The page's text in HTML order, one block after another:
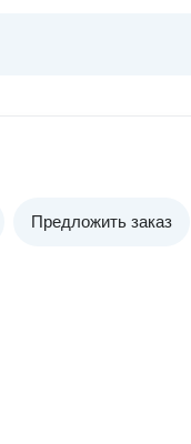
Предложить заказ